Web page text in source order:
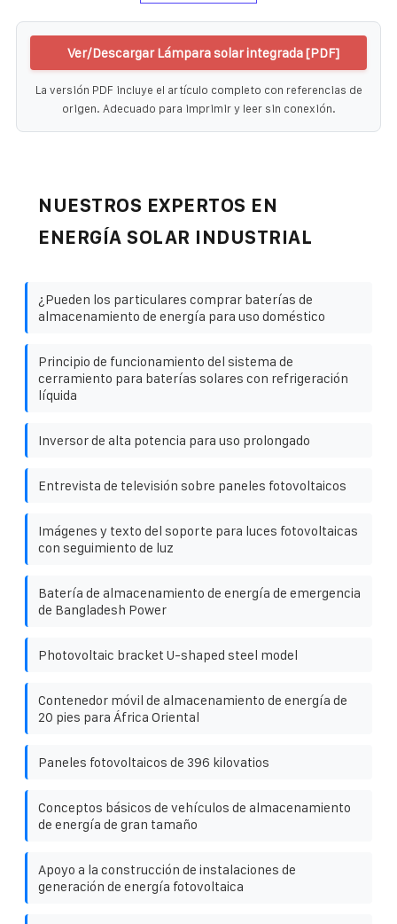
Ver/Descargar Lámpara solar integrada [PDF]
La versión PDF incluye el artículo completo con referencias de
origen. Adecuado para imprimir y leer sin conexión.
NUESTROS EXPERTOS EN
ENERGÍA SOLAR INDUSTRIAL
¿Pueden los particulares comprar baterías de
almacenamiento de energía para uso doméstico
Principio de funcionamiento del sistema de
cerramiento para baterías solares con refrigeración
líquida
Inversor de alta potencia para uso prolongado
Entrevista de televisión sobre paneles fotovoltaicos
Imágenes y texto del soporte para luces fotovoltaicas
con seguimiento de luz
Batería de almacenamiento de energía de emergencia
de Bangladesh Power
Photovoltaic bracket U-shaped steel model
Contenedor móvil de almacenamiento de energía de
20 pies para África Oriental
Paneles fotovoltaicos de 396 kilovatios
Conceptos básicos de vehículos de almacenamiento
de energía de gran tamaño
Apoyo a la construcción de instalaciones de
generación de energía fotovoltaica